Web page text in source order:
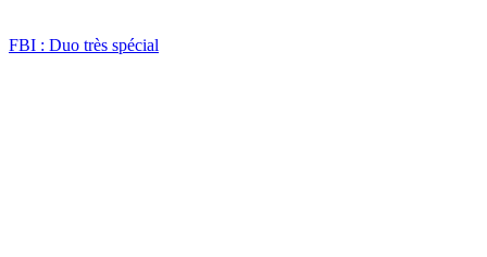
FBI : Duo très spécial